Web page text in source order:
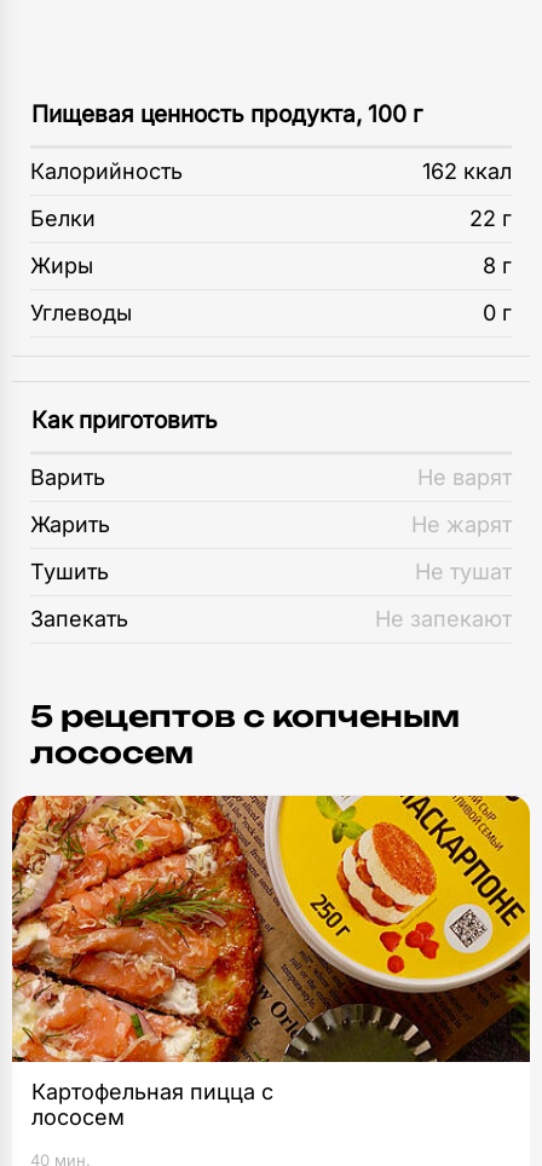
Пищевая ценность продукта, 100 г
Калорийность
162 ккал
Белки
22 г
Жиры
8 г
Углеводы
0 г
Как приготовить
Варить
Не варят
Жарить
Не жарят
Тушить
Не тушат
Запекать
Не запекают
5 рецептов c копченым
лососем
Картофельная пицца с
лососем
40 мин.